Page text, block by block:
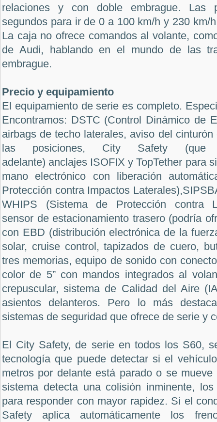
relaciones y con doble embrague. Las
segundos para ir de 0 a 100 km/h y 230 km/
La caja no ofrece comandos al volante,
de Audi, hablando en el mundo de las
embrague.
Precio y equipamiento
El equipamiento de serie es completo.
Encontramos: DSTC (Control Dinámico de
airbags de techo laterales, aviso del
las posiciones, City Safety (que
adelante) anclajes ISOFIX y TopTether para
mano electrónico con liberación
Protección contra Impactos
WHIPS (Sistema de Protección contra
sensor de estacionamiento trasero (podría
con EBD (distribución electrónica de la
solar, cruise control, tapizados de cuero,
tres memorias, equipo de sonido con
color de 5” con mandos integrados al
crepuscular, sistema de Calidad del Aire
asientos delanteros. Pero lo más
sistemas de seguridad que ofrece de serie y
El City Safety, de serie en todos los S60,
tecnología que puede detectar si el
metros por delante está parado o se
sistema detecta una colisión inminente,
para responder con mayor rapidez. Si el
Safety aplica automáticamente los